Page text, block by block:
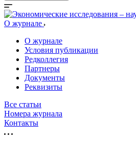
О журнале
О журнале
Условия публикации
Редколлегия
Партнеры
Документы
Реквизиты
Все статьи
Номера журнала
Контакты